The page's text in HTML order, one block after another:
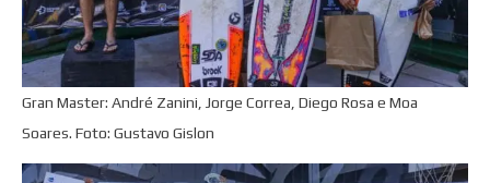
Gran Master: André Zanini, Jorge Correa, Diego Rosa e Moa
Soares. Foto: Gustavo Gislon